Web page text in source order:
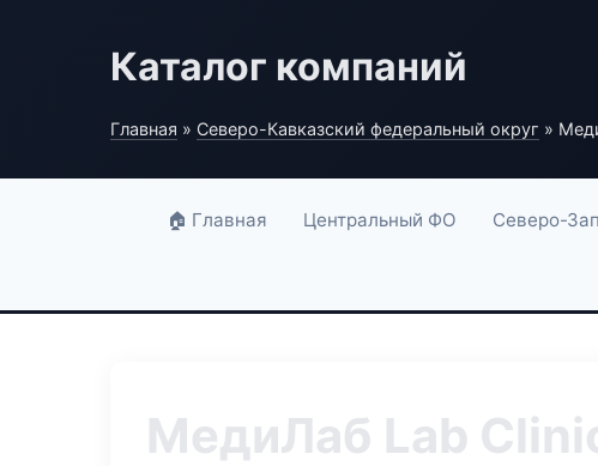
Каталог компаний
Главная » Северо-Кавказский федеральный округ »
🏠 Главная Центральный ФО Северо-
МедиЛаб Lab